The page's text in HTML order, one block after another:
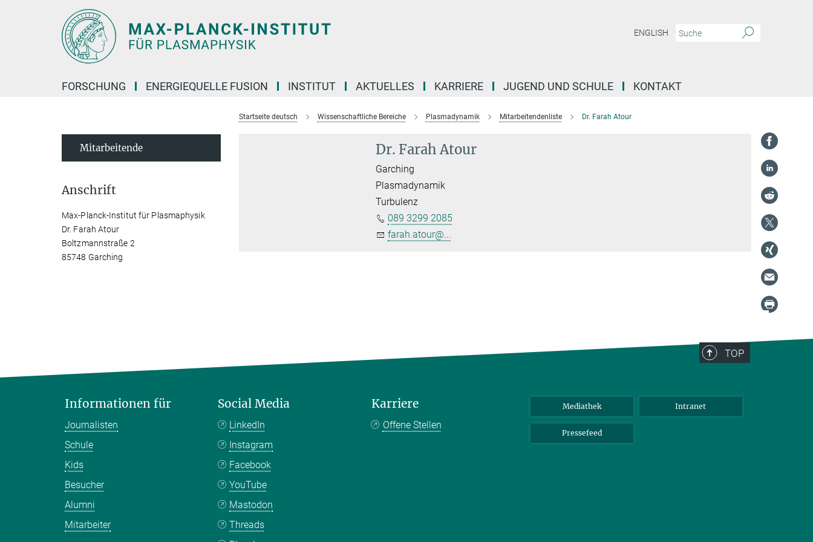
ENGLISH
FORSCHUNG ENERGIEQUELLE FUSION INSTITUT AKTUELLES KARRIERE JUGEND UND SCHULE KONTAKT
Startseite deutsch Wissenschaftliche Bereiche Plasmadynamik Mitarbeitendenliste Dr. Farah Atour
Dr. Farah Atour
Garching
Plasmadynamik
Turbulenz
089 3299 2085
farah.atour@...
Mitarbeitende
Anschrift
Max-Planck-Institut für Plasmaphysik
Dr. Farah Atour
Boltzmannstraße 2
85748 Garching
TOP
Informationen für
Journalisten
Schule
Kids
Besucher
Alumni
Mitarbeiter
Social Media
LinkedIn
Instagram
Facebook
YouTube
Mastodon
Threads
Karriere
Offene Stellen
Mediathek Intranet
Pressefeed